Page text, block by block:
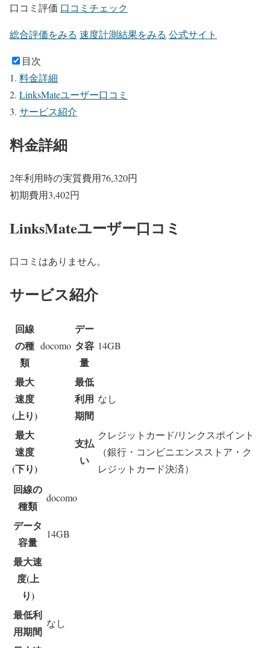
口コミ評価 口コミチェック
総合評価をみる 速度計測結果をみる 公式サイト
目次
料金詳細
LinksMateユーザー口コミ
サービス紹介
料金詳細
2年利用時の実質費用76,320円
初期費用3,402円
LinksMateユーザー口コミ
口コミはありません。
サービス紹介
回線
の種
類
docomo
デー
タ容
量
14GB
最大
速度
(上り)
最低
利用
期間
なし
最大
速度
(下り)
支払
い
クレジットカード/リンクスポイント
（銀行・コンビニエンスストア・ク
レジットカード決済）
回線の
種類
docomo
データ
容量
14GB
最大速
度(上
り)
最低利
用期間
なし